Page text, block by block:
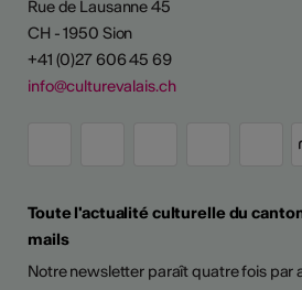
Rue de Lausanne 45
CH - 1950 Sion
+41 (0)27 606 45 69
info@culturevalais.ch
Toute l'actualité culturelle du
mails
Notre newsletter paraît quatre fois par